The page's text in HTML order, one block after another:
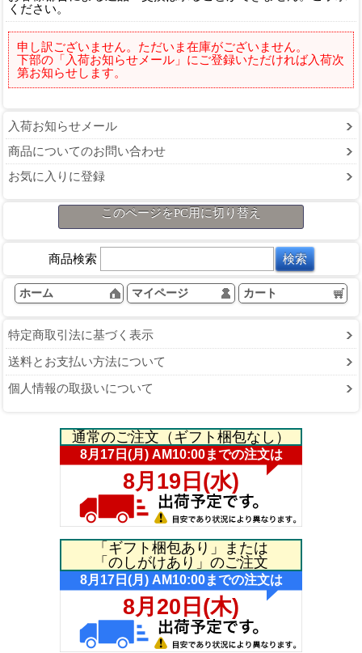
ください。
申し訳ございません。ただいま在庫がございません。
下部の「入荷お知らせメール」にご登録いただければ入荷次
第お知らせします。
入荷お知らせメール
商品についてのお問い合わせ
お気に入りに登録
このページをPC用に切り替え
商品検索
ホーム マイページ カート
特定商取引法に基づく表示
送料とお支払い方法について
個人情報の取扱いについて
通常のご注文（ギフト梱包なし）
「ギフト梱包あり」または
「のしがけあり」のご注文